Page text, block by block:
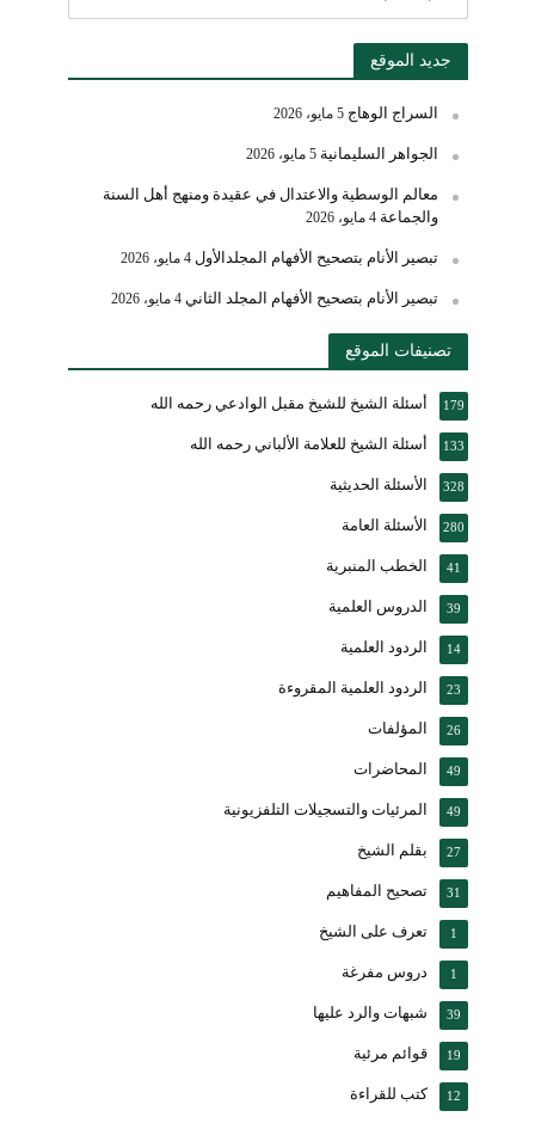
جديد الموقع
السراج الوهاج 5 مايو، 2026
الجواهر السليمانية 5 مايو، 2026
معالم الوسطية والاعتدال في عقيدة ومنهج أهل السنة
والجماعة 4 مايو، 2026
تبصير الأنام بتصحيح الأفهام المجلدالأول 4 مايو، 2026
تبصير الأنام بتصحيح الأفهام المجلد الثاني 4 مايو، 2026
تصنيفات الموقع
أسئلة الشيخ للشيخ مقبل الوادعي رحمه الله 179
أسئلة الشيخ للعلامة الألباني رحمه الله 133
الأسئلة الحديثية 328
الأسئلة العامة 280
الخطب المنبرية 41
الدروس العلمية 39
الردود العلمية 14
الردود العلمية المقروءة 23
المؤلفات 26
المحاضرات 49
المرئيات والتسجيلات التلفزيونية 49
بقلم الشيخ 27
تصحيح المفاهيم 31
تعرف على الشيخ 1
دروس مفرغة 1
شبهات والرد عليها 39
قوائم مرئية 19
كتب للقراءة 12